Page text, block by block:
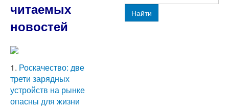
читаемых
новостей
1. Роскачество: две
трети зарядных
устройств на рынке
опасны для жизни
Найти